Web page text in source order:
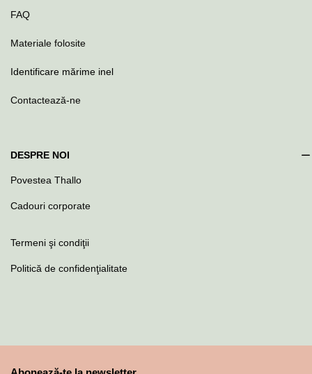
FAQ
Materiale folosite
Identificare mărime inel
Contactează-ne
DESPRE NOI
Povestea Thallo
Cadouri corporate
Termeni şi condiţii
Politică de confidenţialitate